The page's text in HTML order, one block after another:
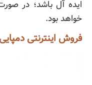
ایده آل باشد؛ در
خواهد بود.
فروش اینترنتی